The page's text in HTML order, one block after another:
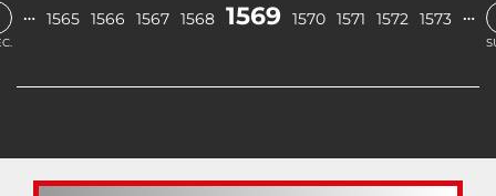
… 1565 1566 1567 1568 1569 1570 1571 1572 1573 …